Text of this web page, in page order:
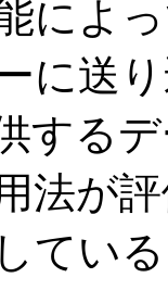
によ
に送
する
法が
てい